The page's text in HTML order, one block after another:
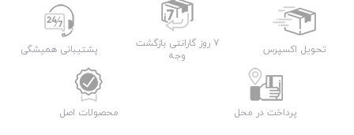
تحویل اکسپرس
7 روز گارانتی بازگشت
وجه
پشتیبانی همیشگی
پرداخت در محل محصولات اصل